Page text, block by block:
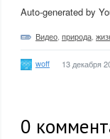
Auto-generated by
Видео природа
woff 13 декабря
0